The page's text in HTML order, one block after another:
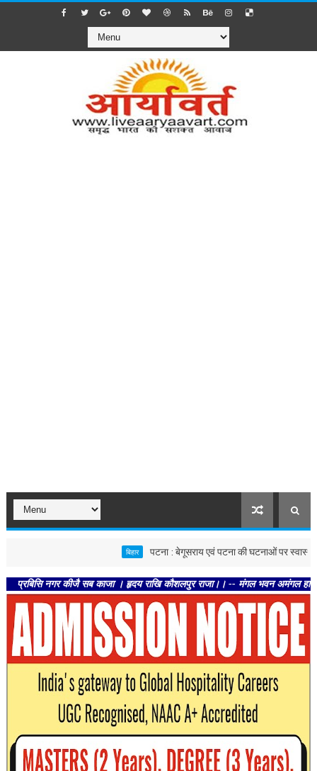
पटना : बेगूसराय एवं पटना की घटनाओं पर स्वास्थ्य विभाग
नगर कीजै सब काजा । हृदय राखि कौशलपुर राजा।। -- मंगल भवन अमंगल हारी। द्रवहु